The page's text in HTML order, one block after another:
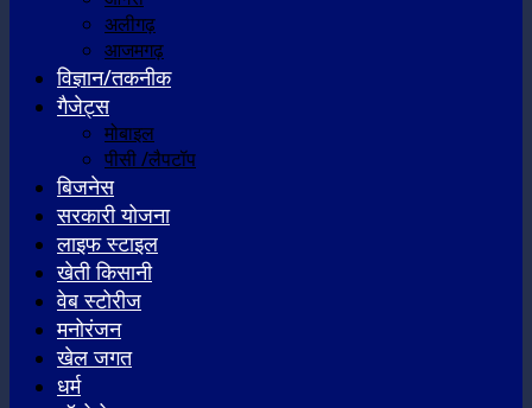
अलीगढ़
आजमगढ़
विज्ञान/तकनीक
गैजेट्स
मोबाइल
पीसी /लैपटॉप
बिजनेस
सरकारी योजना
लाइफ स्टाइल
खेती किसानी
वेब स्टोरीज
मनोरंजन
खेल जगत
धर्म